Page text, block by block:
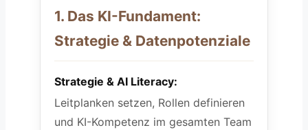
1. Das KI-Fundament:
Strategie & Datenpotenziale
Strategie & AI Literacy:
Leitplanken setzen, Rollen definieren
und KI-Kompetenz im gesamten Team